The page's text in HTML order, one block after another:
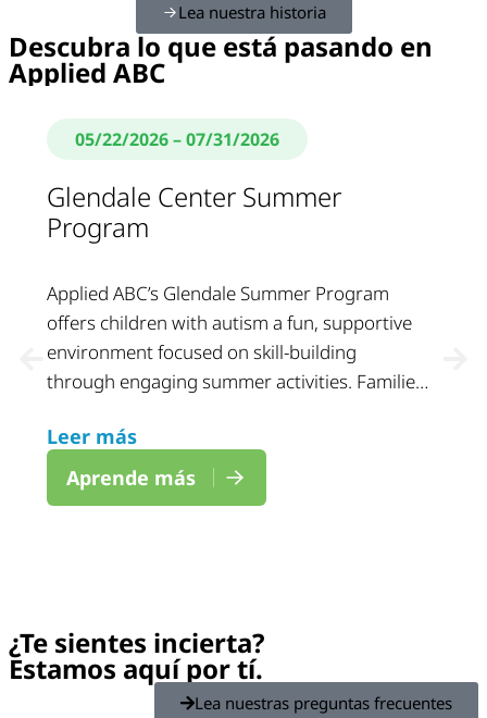
Lea nuestra historia
Descubra lo que está pasando en
Applied ABC
05/22/2026– 07/31/2026
Glendale Center Summer
Program
Applied ABC’s Glendale Summer Program
offers children with autism a fun, supportive
environment focused on skill-building
through engaging summer activities. Families
setting designed to support growth, social
interaction, and daily learning throughout the
summer.
Leer más
Aprende más
¿Te sientes incierta?
Estamos aquí por tí.
Lea nuestras preguntas frecuentes